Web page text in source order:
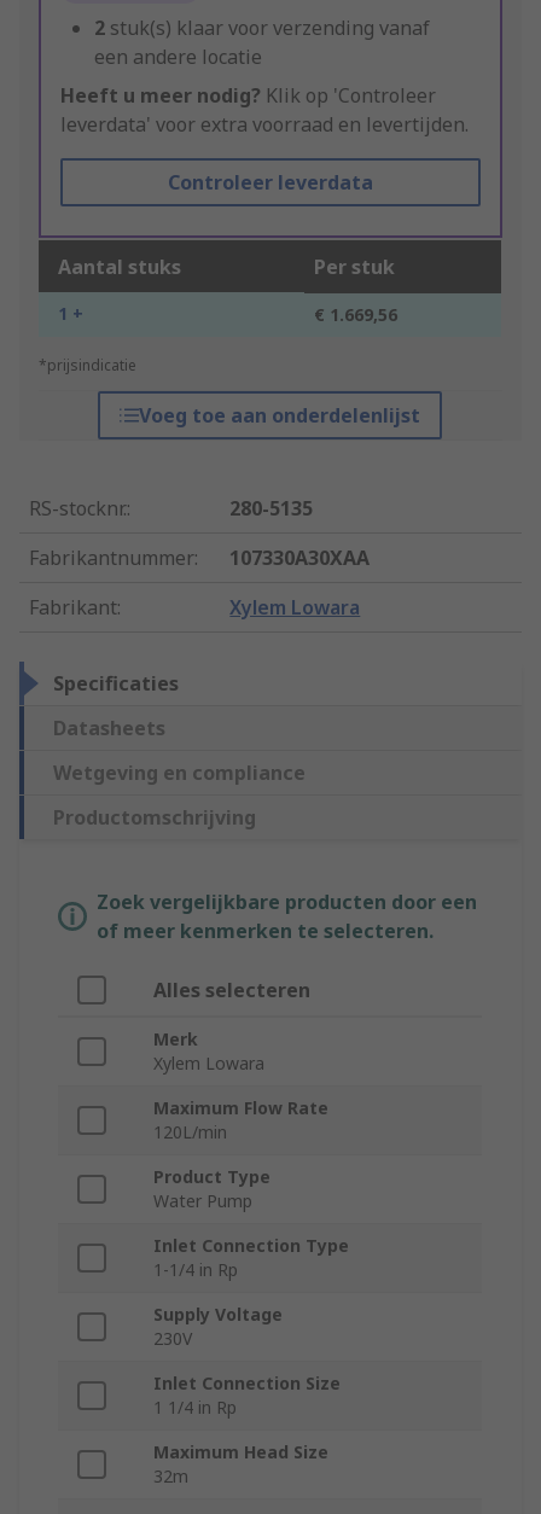
2 stuk(s) klaar voor verzending vanaf
een andere locatie
Heeft u meer nodig? Klik op 'Controleer
leverdata' voor extra voorraad en levertijden.
Controleer leverdata
Aantal stuks Per stuk
1 + € 1.669,56
*prijsindicatie
Voeg toe aan onderdelenlijst
RS-stocknr.:
280-5135
Fabrikantnummer:
107330A30XAA
Fabrikant: Xylem Lowara
Specificaties
Datasheets
Wetgeving en compliance
Productomschrijving
Zoek vergelijkbare producten door een
of meer kenmerken te selecteren.
Alles selecteren
Merk
Xylem Lowara
Maximum Flow Rate
120L/min
Product Type
Water Pump
Inlet Connection Type
1-1/4 in Rp
Supply Voltage
230V
Inlet Connection Size
1 1/4 in Rp
Maximum Head Size
32m